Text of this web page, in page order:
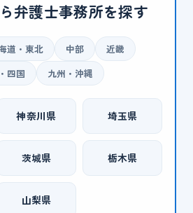
弁護士事務所を探す
道・東北 中部
近畿
四国
九州・沖縄
神奈川県 埼玉県
茨城県 栃木県
山梨県